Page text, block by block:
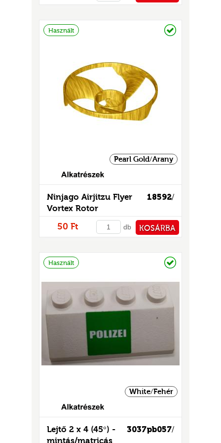
Használt
Pearl Gold/Arany
18592/
Ninjago Airjitzu Flyer
Vortex Rotor
50 Ft db KOSÁRBA
Használt
White/Fehér
3037pb057/
Lejtő 2 x 4 (45°) -
mintás/matricás